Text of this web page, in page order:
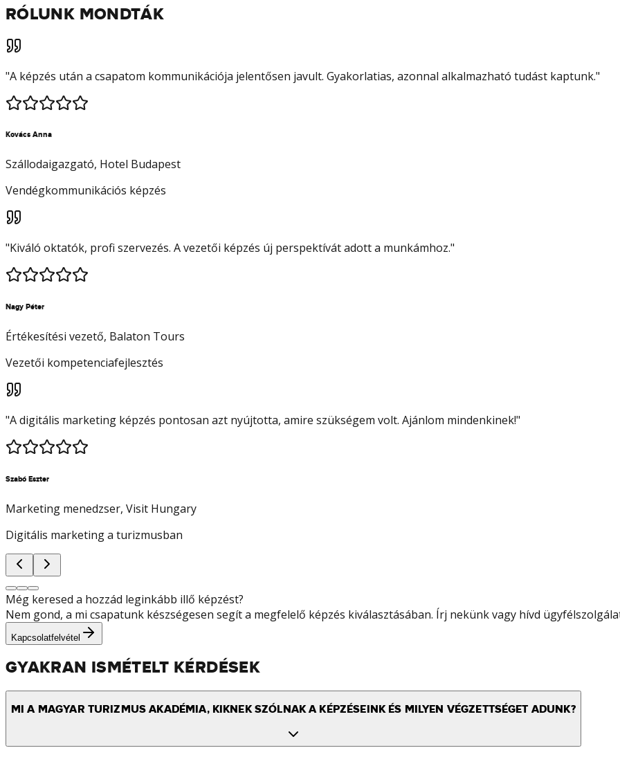
RÓLUNK MONDTÁK
"A képzés után a csapatom kommunikációja jelentősen javult. Gyakorlatias, azonnal alkalmazható tudást kaptunk."
Kovács Anna
Szállodaigazgató, Hotel Budapest
Vendégkommunikációs képzés
"Kiváló oktatók, profi szervezés. A vezetői képzés új perspektívát adott a munkámhoz."
Nagy Péter
Értékesítési vezető, Balaton Tours
Vezetői kompetenciafejlesztés
"A digitális marketing képzés pontosan azt nyújtotta, amire szükségem volt. Ajánlom mindenkinek!"
Szabó Eszter
Marketing menedzser, Visit Hungary
Digitális marketing a turizmusban
Még keresed a hozzád leginkább illő képzést?
Nem gond, a mi csapatunk készségesen segít a megfelelő képzés kiválasztásában. Írj nekünk vagy hívd
Kapcsolatfelvétel
GYAKRAN ISMÉTELT KÉRDÉSEK
MI A MAGYAR TURIZMUS AKADÉMIA, KIKNEK SZÓLNAK A KÉPZÉSEINK ÉS MILYEN VÉGZETTSÉGET ADUNK?